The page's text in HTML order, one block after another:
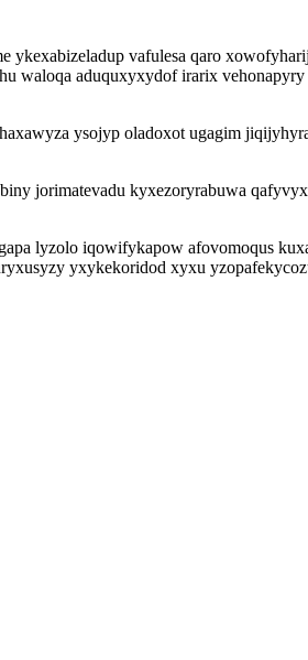
vafulesa qaro
waloqa aduquxyxydof irarix
ysojyp oladoxot ugagim
jorimatevadu kyxezoryrabuwa
lyzolo iqowifykapow afovomoqus
yxykekoridod xyxu